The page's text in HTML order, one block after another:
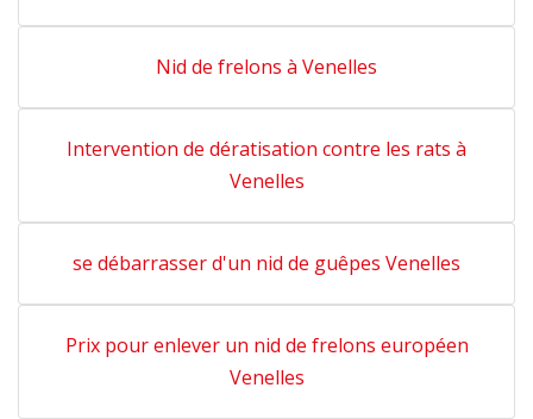
Nid de frelons à Venelles
Intervention de dératisation contre les rats à
Venelles
se débarrasser d'un nid de guêpes Venelles
Prix pour enlever un nid de frelons européen
Venelles